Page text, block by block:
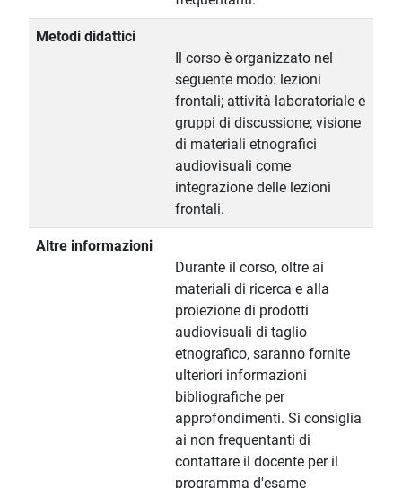
Metodi didattici
Il corso è organizzato nel
seguente modo: lezioni
frontali; attività laboratoriale e
gruppi di discussione; visione
di materiali etnografici
audiovisuali come
integrazione delle lezioni
frontali.
Altre informazioni
Durante il corso, oltre ai
materiali di ricerca e alla
proiezione di prodotti
audiovisuali di taglio
etnografico, saranno fornite
ulteriori informazioni
bibliografiche per
approfondimenti. Si consiglia
ai non frequentanti di
contattare il docente per il
programma d'esame